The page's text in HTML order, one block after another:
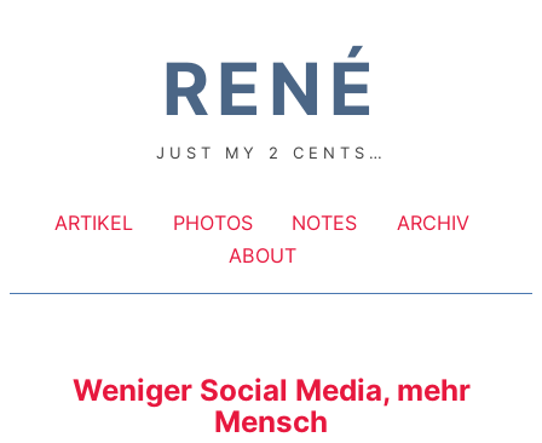
RENÉ
JUST MY 2 CENTS…
ARTIKEL PHOTOS NOTES
ARCHIV
ABOUT
Weniger Social Media, mehr
Mensch